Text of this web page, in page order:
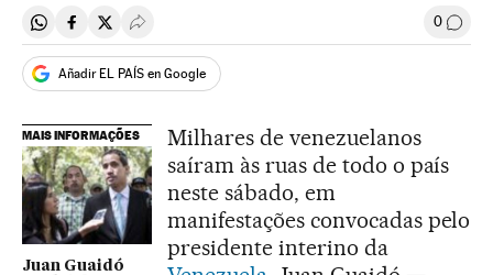
Compartir en Whatsapp
Compartir en Facebook
Compartir en Twitter
Desplegar Redes Sociales 0
Añadir EL PAÍS en Google
MAIS INFORMAÇÕES
Juan Guaidó
Milhares de venezuelanos
saíram às ruas de todo o país
neste sábado, em
manifestações convocadas pelo
presidente interino da